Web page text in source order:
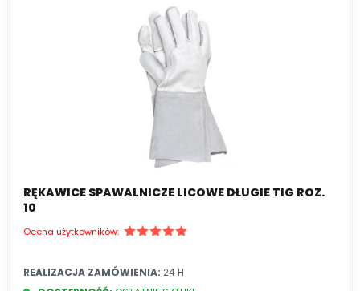
RĘKAWICE SPAWALNICZE LICOWE DŁUGIE TIG ROZ.
10
Ocena użytkowników:
REALIZACJA ZAMÓWIENIA: 24 H